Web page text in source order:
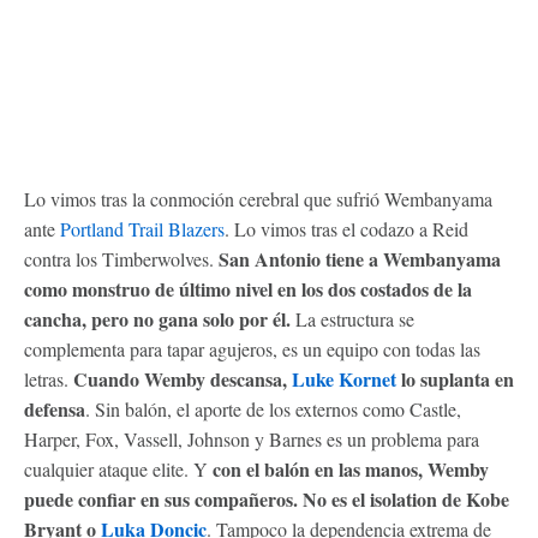
Lo vimos tras la conmoción cerebral que sufrió Wembanyama
antePortland Trail Blazers. Lo vimos tras el codazo a Reid
contra los Timberwolves. San Antonio tiene a Wembanyama
como monstruo de último nivel en los dos costados de la
cancha, pero no gana solo por él.La estructura se
complementa para tapar agujeros, es un equipo con todas las
letras. Cuando Wemby descansa,Luke Kornetlo suplanta en
defensa. Sin balón, el aporte de los externos como Castle,
Harper, Fox, Vassell, Johnson y Barnes es un problema para
cualquier ataque elite. Y con el balón en las manos, Wemby
puede confiar en sus compañeros. No es el isolation de Kobe
Bryant oLuka Doncic. Tampoco la dependencia extrema de